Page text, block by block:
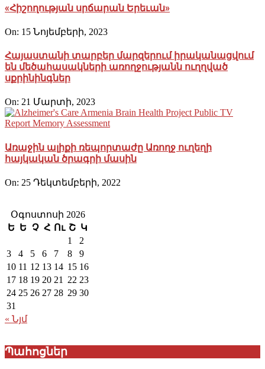
«Հիշողության սրճարան Երեւան»
On: 15 Նոյեմբերի, 2023
Հայաստանի տարբեր մարզերում իրականացվում
են մեծահասակների առողջությանն ուղղված
սքրինինգներ
On: 21 Մարտի, 2023
Առաջին ալիքի ռեպորտաժը Առողջ ուղեղի
հայկական ծրագրի մասին
On: 25 Դեկտեմբերի, 2022
Օգոստոսի 2026
Ե Ե Չ Հ Ու Շ Կ
1
2
3
4 5 6 7 8
9
10 11 12 13 14 15 16
17 18 19 20 21 22 23
24 25 26 27 28 29 30
31
« Նյմ
Պահոցներ